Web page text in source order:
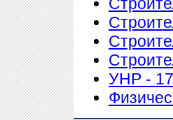
УНР - 17